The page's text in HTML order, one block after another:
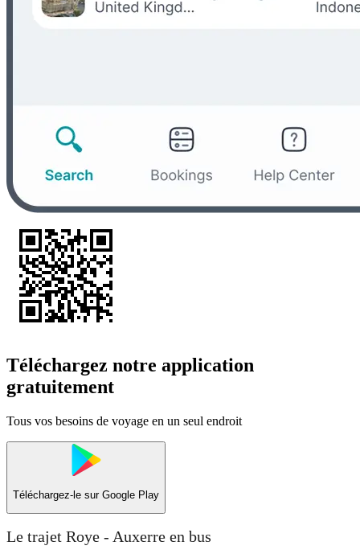
Téléchargez notre application
gratuitement
Tous vos besoins de voyage en un seul endroit
Téléchargez-le sur Google Play
Le trajet Roye - Auxerre en bus